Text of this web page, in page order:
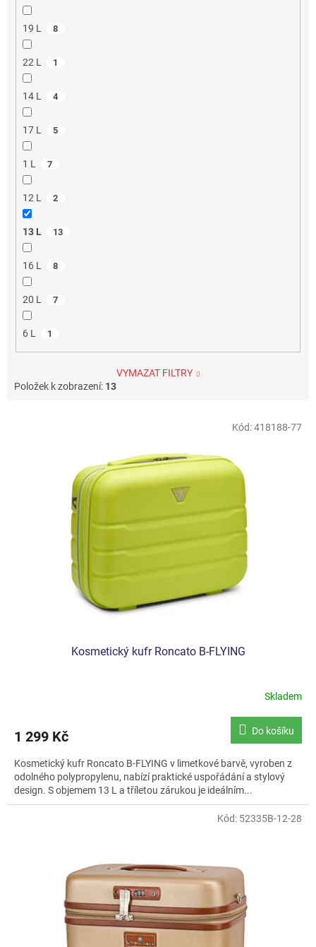
19 L 8
22 L 1
14 L 4
17 L 5
1 L 7
12 L 2
13 L 13
16 L 8
20 L 7
6 L 1
VYMAZAT FILTRY
Položek k zobrazení: 13
Kosmetický kufr Roncato B-FLYING
Skladem
1 299 Kč Do košíku
Kosmetický kufr Roncato B-FLYING v limetkové barvě, vyroben z
odolného polypropylenu, nabízí praktické uspořádání a stylový
design. S objemem 13 L a tříletou zárukou je ideálním...
Kód:418188-77
Kód: 52335B-12-28